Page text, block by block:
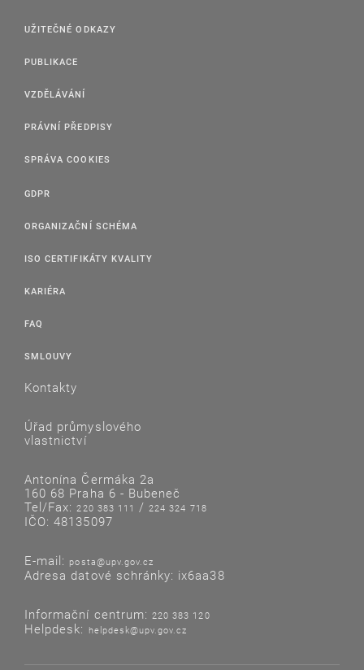
UŽITEČNÉ ODKAZY
PUBLIKACE
VZDĚLÁVÁNÍ
PRÁVNÍ PŘEDPISY
SPRÁVA COOKIES
GDPR
ORGANIZAČNÍ SCHÉMA
ISO CERTIFIKÁTY KVALITY
KARIÉRA
FAQ
SMLOUVY
Kontakty
Úřad průmyslového
vlastnictví
Antonína Čermáka 2a
160 68 Praha 6 - Bubeneč
Tel/Fax:220 383 111 /224 324 718
IČO: 48135097
E-mail: posta@upv.gov.cz
Adresa datové schránky: ix6aa38
Informační centrum: 220 383 120
Helpdesk: helpdesk@upv.gov.cz